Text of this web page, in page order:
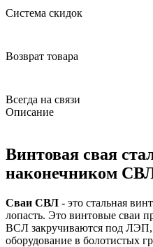
Система скидок
Возврат товара
Всегда на связи
Описание
Винтовая свая
наконечником
Сваи СВЛ - это стальная
лопасть. Это винтовые сваи
ВСЛ закручиваются под ЛЭП,
оборудование в болотистых